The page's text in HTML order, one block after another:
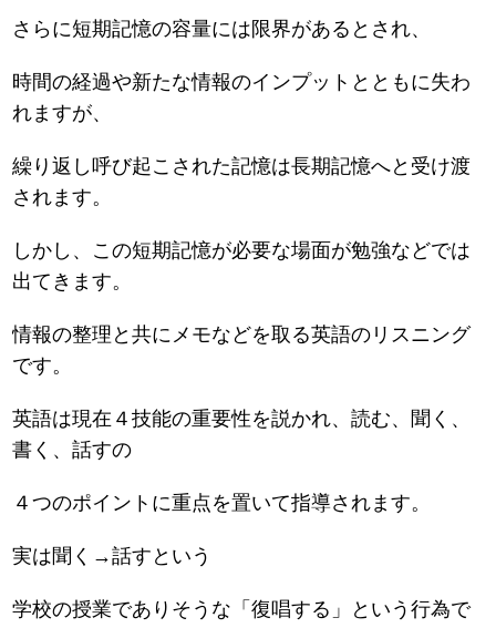
さらに短期記憶の容量には限界があるとされ、
時間の経過や新たな情報のインプットとともに失わ
れますが、
繰り返し呼び起こされた記憶は長期記憶へと受け渡
されます。
しかし、この短期記憶が必要な場面が勉強などでは
出てきます。
情報の整理と共にメモなどを取る英語のリスニング
です。
英語は現在４技能の重要性を説かれ、読む、聞く、
書く、話すの
４つのポイントに重点を置いて指導されます。
実は聞く→話すという
学校の授業でありそうな「復唱する」という行為で